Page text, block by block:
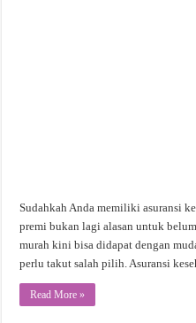
Sudahkah Anda memiliki asuransi
premi bukan lagi alasan untuk
murah kini bisa didapat dengan
perlu takut salah pilih. Asuransi
Read More »